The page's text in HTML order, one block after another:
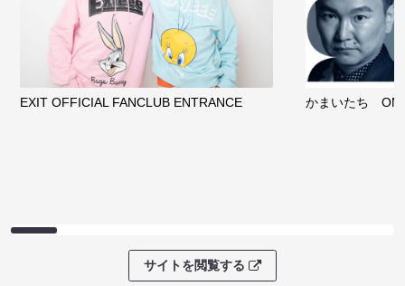
EXIT OFFICIAL FANCLUB ENTRANCE かまいたち
サイトを閲覧する